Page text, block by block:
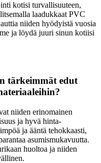
kotisi turvallisuuteen,
laadukkaat PVC
niiden hyödyistä vuosia
ja löydä juuri sinun kotiisi
tärkeimmät edut
niiden erinomainen
ja hyvä hinta-
ja ääntä tehokkaasti,
asumismukavuutta.
huoltoa ja niiden